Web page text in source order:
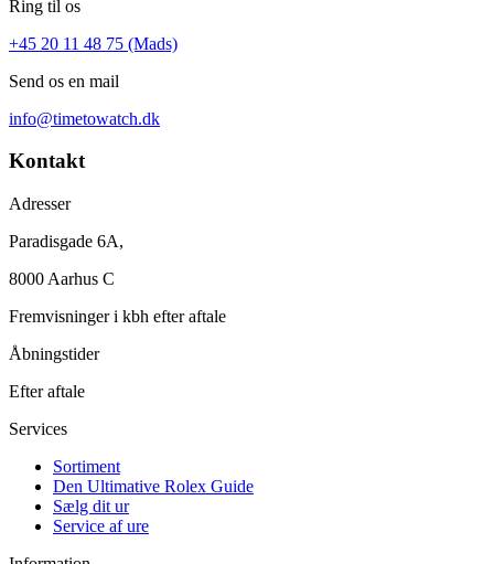
Ring til os
+45 20 11 48 75 (Mads)
Send os en mail
info@timetowatch.dk
Kontakt
Adresser
Paradisgade 6A,
8000 Aarhus C
Fremvisninger i kbh efter aftale
Åbningstider
Efter aftale
Services
Sortiment
Den Ultimative Rolex Guide
Sælg dit ur
Service af ure